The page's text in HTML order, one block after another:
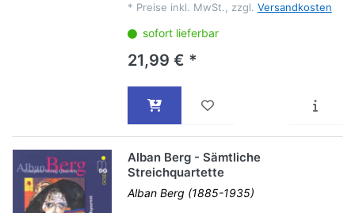
* Preise inkl. MwSt., zzgl. Versandkosten
sofort lieferbar
21,99 € *
Alban Berg - Sämtliche
Streichquartette
Alban Berg (1885-1935)